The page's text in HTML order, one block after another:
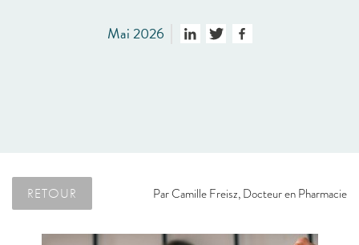
Mai 2026
RETOUR ParCamille Freisz, Docteur en Pharmacie